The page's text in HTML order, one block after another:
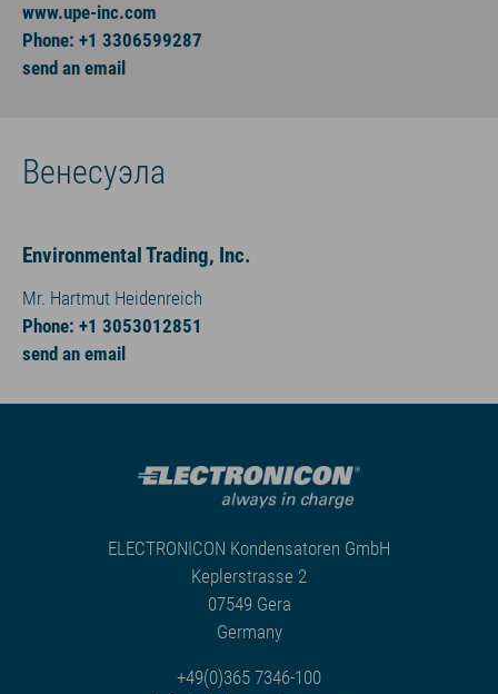
www.upe-inc.com
Phone: +1 3306599287
send an email
Венесуэла
Environmental Trading, Inc.
Mr. Hartmut Heidenreich
Phone: +1 3053012851
send an email
ELECTRONICON Kondensatoren GmbH
Keplerstrasse 2
07549 Gera
Germany
+49(0)365 7346-100